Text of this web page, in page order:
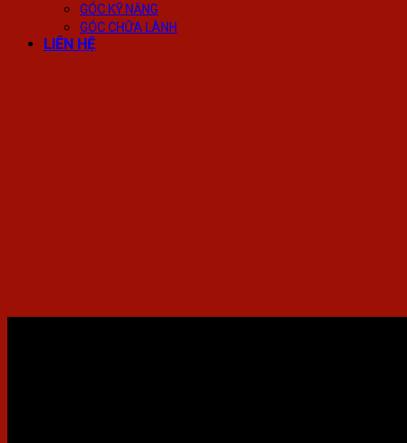
GÓC KỸ NĂNG
GÓC CHỮA LÀNH
LIÊN HỆ